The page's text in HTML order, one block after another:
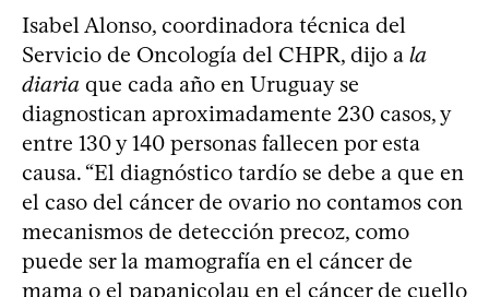
Isabel Alonso, coordinadora técnica del
Servicio de Oncología del CHPR, dijo a la
diaria que cada año en Uruguay se
diagnostican aproximadamente 230 casos, y
entre 130 y 140 personas fallecen por esta
causa. “El diagnóstico tardío se debe a que en
el caso del cáncer de ovario no contamos con
mecanismos de detección precoz, como
puede ser la mamografía en el cáncer de
mama o el papanicolau en el cáncer de cuello